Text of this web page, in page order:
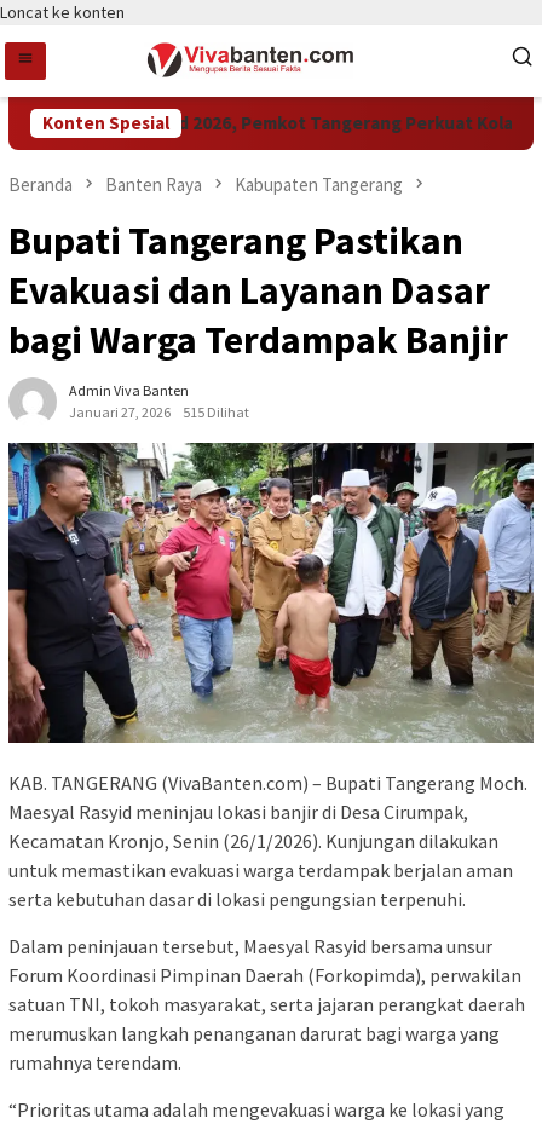
Loncat ke konten
Konten Spesial
Raih LPM Award 2026, Pemkot Tangerang Perkuat Kolaborasi
Beranda Banten Raya Kabupaten Tangerang
Bupati Tangerang Pastikan
Evakuasi dan Layanan Dasar
bagi Warga Terdampak Banjir
Admin Viva Banten
Januari 27, 2026
515 Dilihat
KAB. TANGERANG (VivaBanten.com) – Bupati Tangerang Moch.
Maesyal Rasyid meninjau lokasi banjir di Desa Cirumpak,
Kecamatan Kronjo, Senin (26/1/2026). Kunjungan dilakukan
untuk memastikan evakuasi warga terdampak berjalan aman
serta kebutuhan dasar di lokasi pengungsian terpenuhi.
Dalam peninjauan tersebut, Maesyal Rasyid bersama unsur
Forum Koordinasi Pimpinan Daerah (Forkopimda), perwakilan
satuan TNI, tokoh masyarakat, serta jajaran perangkat daerah
merumuskan langkah penanganan darurat bagi warga yang
rumahnya terendam.
“Prioritas utama adalah mengevakuasi warga ke lokasi yang